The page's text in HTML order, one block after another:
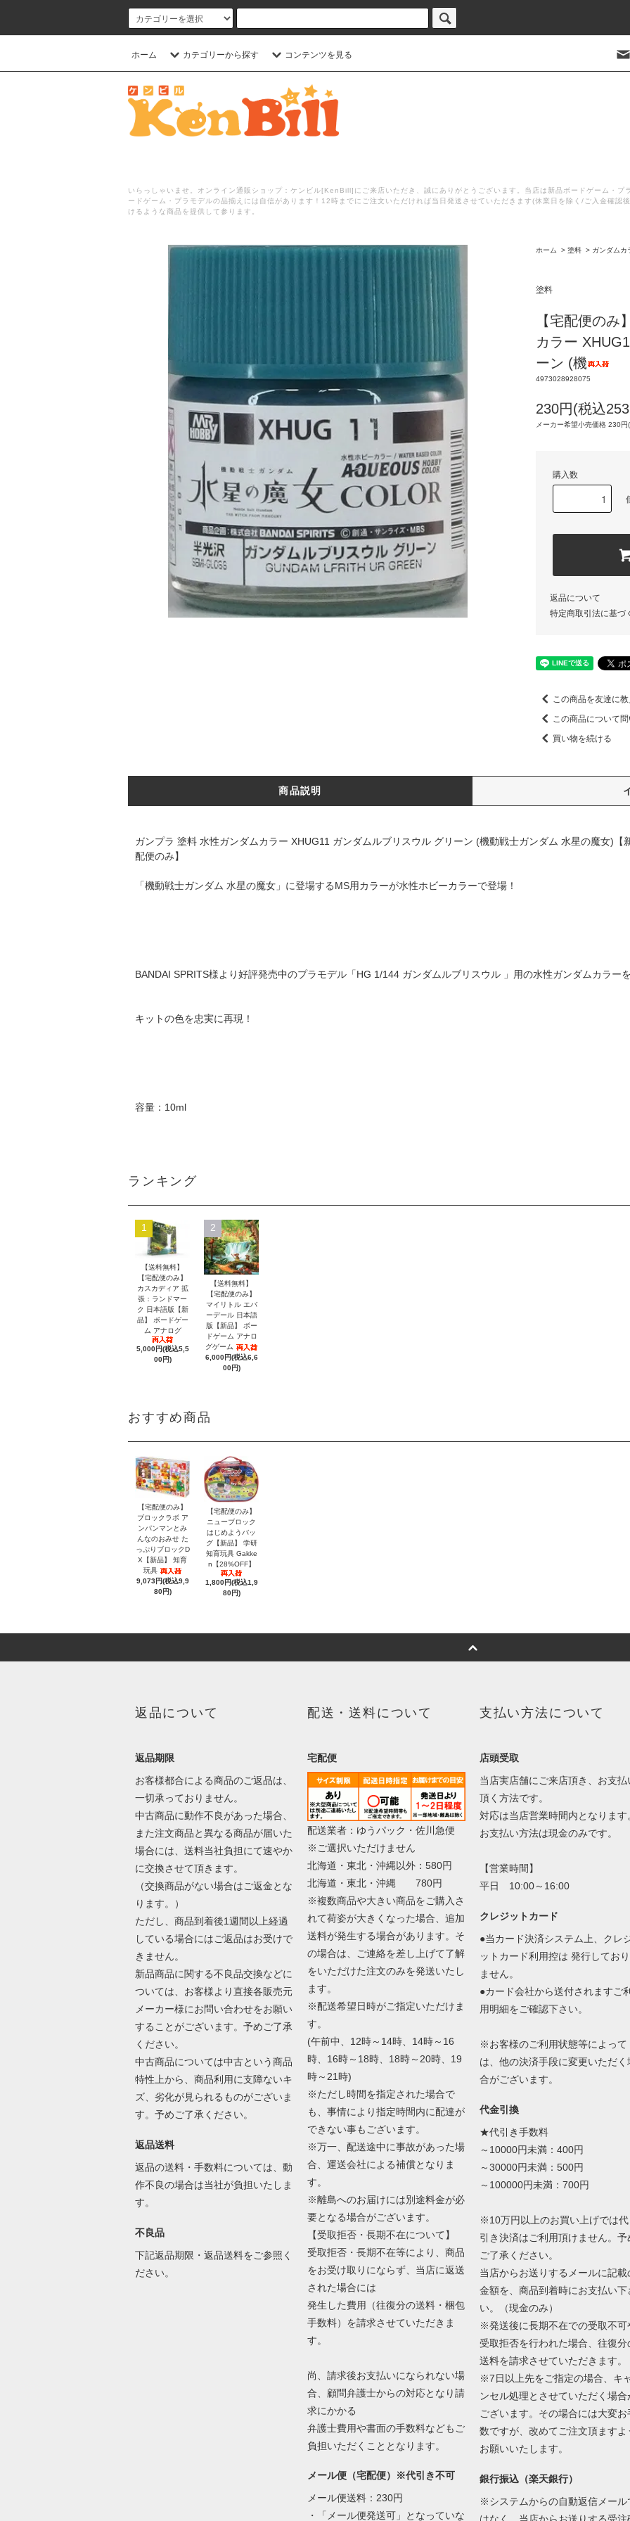
ホーム カテゴリーから探す コンテンツを見る
いらっしゃいませ。オンライン通販ショップ：ケンビル[KenBill]にご来店いただき、誠にありがとうございます。当店は新品ボードゲーム・プ
ードゲーム・プラモデルの品揃えには自信があります！12時までにご注文いただければ当日発送させていただきます(休業日を除く/ご入金確認
けるような商品を提供して参ります。
ホーム > 塗料 > ガンダムカ
塗料
【宅配便のみ
カラー
ーン (機
4973028928075
230円(税込
メーカー希望小売価格 230
購入数
返品について
特定商取引法に基づ
この商品を友達に
この商品について
買い物を続ける
商品説明
ガンプラ 塗料 水性ガンダムカラー XHUG11 ガンダムルブリスウル グリーン (機動戦士ガンダム 水星の魔女)
配便のみ】
「機動戦士ガンダム 水星の魔女」に登場するMS用カラーが水性ホビーカラーで登場！
BANDAI SPRITS様より好評発売中のプラモデル「HG 1/144 ガンダムルブリスウル 」用の水性ガンダムカラーを
キットの色を忠実に再現！
容量：10ml
ランキング
1
【送料無料】
【宅配便のみ】
カスカディア 拡
張：ランドマー
ク 日本語版【新
品】 ボードゲー
ム アナログ
5,000円(税込5,5
00円)
2
【送料無料】
【宅配便のみ】
マイリトル エバ
ーデール 日本語
版【新品】 ボー
ドゲーム アナロ
グゲーム
6,000円(税込6,6
00円)
おすすめ商品
【宅配便のみ】
ブロックラボ ア
ンパンマンとみ
んなのおみせ た
っぷりブロックD
X【新品】 知育
玩具
9,073円(税込9,9
80円)
【宅配便のみ】
ニューブロック
はじめようバッ
グ【新品】 学研
知育玩具 Gakke
n【28%OFF】
1,800円(税込1,9
80円)
返品について
返品期限
お客様都合による商品のご返品は、
一切承っておりません。
中古商品に動作不良があった場合、
また注文商品と異なる商品が届いた
場合には、送料当社負担にて速やか
に交換させて頂きます。
（交換商品がない場合はご返金とな
ります。）
ただし、商品到着後1週間以上経過
している場合にはご返品はお受けで
きません。
新品商品に関する不良品交換などに
ついては、お客様より直接各販売元
メーカー様にお問い合わせをお願い
することがございます。予めご了承
ください。
中古商品については中古という商品
特性上から、商品利用に支障ないキ
ズ、劣化が見られるものがございま
す。予めご了承ください。
返品送料
返品の送料・手数料については、動
作不良の場合は当社が負担いたしま
す。
不良品
下記返品期限・返品送料をご参照く
ださい。
配送・送料について
宅配便
配送業者：ゆうパック・佐川急便
※ご選択いただけません
北海道・東北・沖縄以外：580円
北海道・東北・沖縄 780円
※複数商品や大きい商品をご購入さ
れて荷姿が大きくなった場合、追加
送料が発生する場合があります。そ
の場合は、ご連絡を差し上げて了解
をいただけた注文のみを発送いたし
ます。
※配送希望日時がご指定いただけま
す。
(午前中、12時～14時、14時～16
時、16時～18時、18時～20時、19
時～21時)
※ただし時間を指定された場合で
も、事情により指定時間内に配達が
できない事もございます。
※万一、配送途中に事故があった場
合、運送会社による補償となりま
す。
※離島へのお届けには別途料金が必
要となる場合がございます。
【受取拒否・長期不在について】
受取拒否・長期不在等により、商品
をお受け取りにならず、当店に返送
された場合には
発生した費用（往復分の送料・梱包
手数料）を請求させていただきま
す。
尚、請求後お支払いになられない場
合、顧問弁護士からの対応となり請
求にかかる
弁護士費用や書面の手数料などもご
負担いただくこととなります。
メール便（宅配便）※代引き不可
メール便送料：230円
・「メール便発送可」となっていな
支払い方法について
店頭受取
当店実店舗にご来店頂き、お支払
頂く方法です。
対応は当店営業時間内となります
お支払い方法は現金のみです。
【営業時間】
平日 10:00～16:00
クレジットカード
●当カード決済システム上、クレ
ットカード利用控は 発行しており
ません。
●カード会社から送付されますご利
用明細をご確認下さい。
※お客様のご利用状態等によって
は、他の決済手段に変更いただく
合がございます。
代金引換
★代引き手数料
～10000円未満：400円
～30000円未満：500円
～100000円未満：700円
※10万円以上のお買い上げでは代
引き決済はご利用頂けません。予
ご了承ください。
当店からお送りするメールに記載
金額を、商品到着時にお支払い下
い。（現金のみ）
※発送後に長期不在での受取不可
受取拒否を行われた場合、往復分
送料を請求させていただきます。
※7日以上先をご指定の場合、キ
ンセル処理とさせていただく場合
ございます。その場合には大変お
数ですが、改めてご注文頂ますよ
お願いいたします。
銀行振込（楽天銀行）
※システムからの自動返信メール